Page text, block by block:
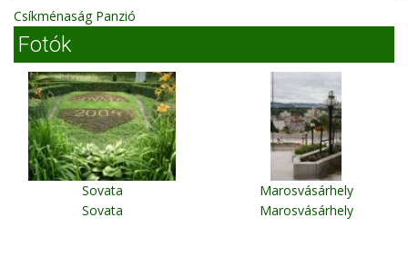
Csíkménaság Panzió
Fotók
Sovata
Sovata
Marosvásárhely
Marosvásárhely